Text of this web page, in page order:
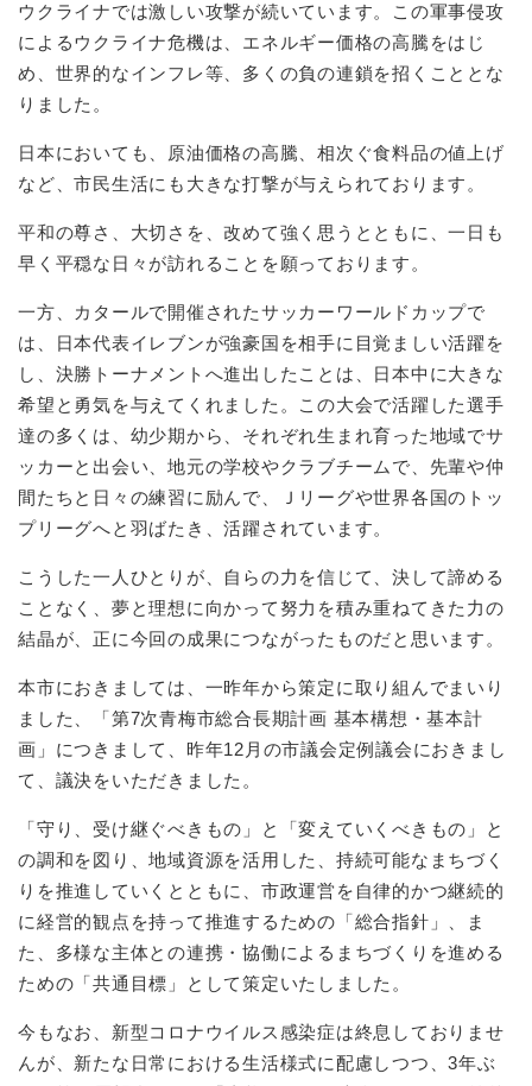
ウクライナでは激しい攻撃が続いています。この軍事侵攻
によるウクライナ危機は、エネルギー価格の高騰をはじ
め、世界的なインフレ等、多くの負の連鎖を招くこととな
りました。
日本においても、原油価格の高騰、相次ぐ食料品の値上げ
など、市民生活にも大きな打撃が与えられております。
平和の尊さ、大切さを、改めて強く思うとともに、一日も
早く平穏な日々が訪れることを願っております。
一方、カタールで開催されたサッカーワールドカップで
は、日本代表イレブンが強豪国を相手に目覚ましい活躍を
し、決勝トーナメントへ進出したことは、日本中に大きな
希望と勇気を与えてくれました。この大会で活躍した選手
達の多くは、幼少期から、それぞれ生まれ育った地域でサ
ッカーと出会い、地元の学校やクラブチームで、先輩や仲
間たちと日々の練習に励んで、Ｊリーグや世界各国のトッ
プリーグへと羽ばたき、活躍されています。
こうした一人ひとりが、自らの力を信じて、決して諦める
ことなく、夢と理想に向かって努力を積み重ねてきた力の
結晶が、正に今回の成果につながったものだと思います。
本市におきましては、一昨年から策定に取り組んでまいり
ました、「第7次青梅市総合長期計画 基本構想・基本計
画」につきまして、昨年12月の市議会定例議会におきまし
て、議決をいただきました。
「守り、受け継ぐべきもの」と「変えていくべきもの」と
の調和を図り、地域資源を活用した、持続可能なまちづく
りを推進していくとともに、市政運営を自律的かつ継続的
に経営的観点を持って推進するための「総合指針」、ま
た、多様な主体との連携・協働によるまちづくりを進める
ための「共通目標」として策定いたしました。
今もなお、新型コロナウイルス感染症は終息しておりませ
んが、新たな日常における生活様式に配慮しつつ、3年ぶ